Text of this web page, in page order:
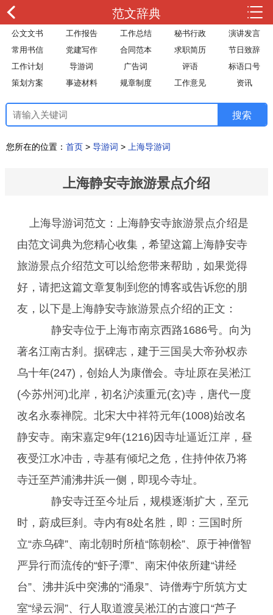
范文辞典
公文文书 工作报告 工作总结 秘书行政
演讲发言
常用书信
党建写作 合同范本 求职简历
节日致辞
工作计划
导游词 广告词 评语
标语口号
策划方案
事迹材料 规章制度 工作意见 资讯
您所在的位置： 首页 > 导游词 > 上海导游词
上海静安寺旅游景点介绍
上海导游词范文：上海静安寺旅游景点介绍是
由范文词典为您精心收集，希望这篇上海静安寺
旅游景点介绍范文可以给您带来帮助，如果觉得
好，请把这篇文章复制到您的博客或告诉您的朋
友，以下是上海静安寺旅游景点介绍的正文：
静安寺位于上海市南京西路1686号。向为
著名江南古刹。据碑志，建于三国吴大帝孙权赤
乌十年(247)，创始人为康僧会。寺址原在吴淞江
(今苏州河)北岸，初名沪渎重元(玄)寺，唐代一度
改名永泰禅院。北宋大中祥符元年(1008)始改名
静安寺。南宋嘉定9年(1216)因寺址逼近江岸，昼
夜受江水冲击，寺基有倾圮之危，住持仲依乃将
寺迁至芦浦沸井浜一侧，即现今寺址。
静安寺迁至今址后，规模逐渐扩大，至元
时，蔚成巨刹。寺内有8处名胜，即：三国时所
立“赤乌碑”、南北朝时所植“陈朝桧”、原于神僧智
严异行而流传的“虾子潭”、南宋仲依所建“讲经
台”、沸井浜中突沸的“涌泉”、诗僧寿宁所筑方丈
室“绿云洞”、行人取道渡吴淞江的古渡口“芦子